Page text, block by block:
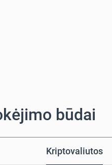
būdai
Kriptovaliutos